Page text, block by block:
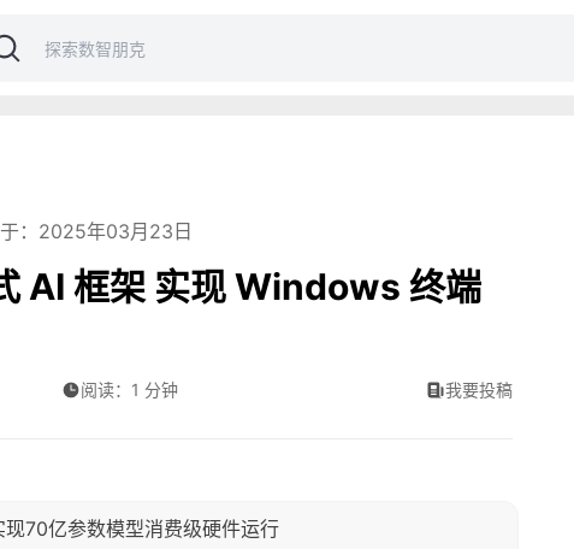
：2025年03月23日
AI 框架 实现 Windows 终端
阅读：1 分钟 我要投稿
70亿参数模型消费级硬件运行